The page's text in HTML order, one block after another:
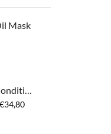
Mask
Argan Conditioner
€34,80Prijsklasse: